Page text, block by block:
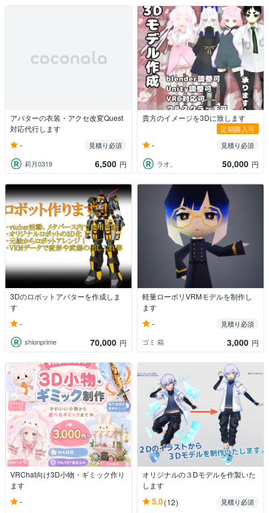
アバターの衣装・アクセ改変Quest
対応代行します
-
見積り必須
莉月0319
6,500 円
貴方のイメージを3Dに致します
定期購入可
-
見積り必須
ラオ。
50,000 円
3Dのロボットアバターを作成しま
す
-
shionprime 70,000 円
軽量ローポリVRMモデルを制作し
ます
-
見積り必須
ゴミ 箱
3,000 円
VRChat向け3D小物・ギミック作り
ます
-
オリジナルの３Dモデルを作製いた
します
5.0(12)
見積り必須